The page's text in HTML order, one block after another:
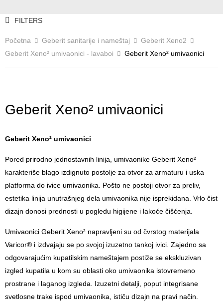
FILTERS
Početna Geberit sanitarije i nameštaj
Geberit Xeno2
Geberit Xeno² umivaonici - lavaboi
Geberit Xeno² umivaonici
Geberit Xeno² umivaonici
Geberit Xeno² umivaonici
Pored prirodno jednostavnih linija, umivaonike Geberit Xeno²
karakteriše blago izdignuto postolje za otvor za armaturu i uska
platforma do ivice umivaonika. Pošto ne postoji otvor za preliv,
estetika linija unutrašnjeg dela umivaonika nije isprekidana. Vrlo čist
dizajn donosi prednosti u pogledu higijene i lakoće čišćenja.
Umivaonici Geberit Xeno² napravljeni su od čvrstog materijala
Varicor® i izdvajaju se po svojoj izuzetno tankoj ivici. Zajedno sa
odgovarajućim kupatilskim nameštajem postiže se ekskluzivan
izgled kupatila u kom su oblasti oko umivaonika istovremeno
prostrane i laganog izgleda. Izuzetni detalji, poput integrisane
svetlosne trake ispod umivaonika, ističu dizajn na pravi način.